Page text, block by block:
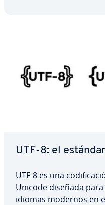
UTF-8: el
UTF-8 es una
Unicode diseñada
idiomas modernos en